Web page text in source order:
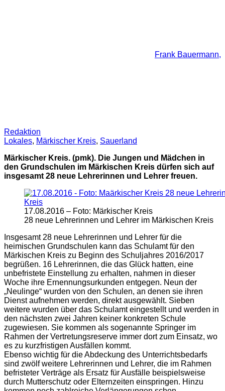
Frank Bauermann,
Redaktion
Lokales, Märkischer Kreis, Sauerland
Märkischer Kreis. (pmk). Die Jungen und Mädchen in
den Grundschulen im Märkischen Kreis dürfen sich auf
insgesamt 28 neue Lehrerinnen und Lehrer freuen.
17.08.2016 – Foto: Märkischer Kreis
28 neue Lehrerinnen und Lehrer im Märkischen Kreis
Insgesamt 28 neue Lehrerinnen und Lehrer für die
heimischen Grundschulen kann das Schulamt für den
Märkischen Kreis zu Beginn des Schuljahres 2016/2017
begrüßen. 16 Lehrerinnen, die das Glück hatten, eine
unbefristete Einstellung zu erhalten, nahmen in dieser
Woche ihre Ernennungsurkunden entgegen. Neun der
„Neulinge“ wurden von den Schulen, an denen sie ihren
Dienst aufnehmen werden, direkt ausgewählt. Sieben
weitere wurden über das Schulamt eingestellt und werden in
den nächsten zwei Jahren keiner konkreten Schule
zugewiesen. Sie kommen als sogenannte Springer im
Rahmen der Vertretungsreserve immer dort zum Einsatz, wo
es zu kurzfristigen Ausfällen kommt.
Ebenso wichtig für die Abdeckung des Unterrichtsbedarfs
sind zwölf weitere Lehrerinnen und Lehrer, die im Rahmen
befristeter Verträge als Ersatz für Ausfälle beispielsweise
durch Mutterschutz oder Elternzeiten einspringen. Hinzu